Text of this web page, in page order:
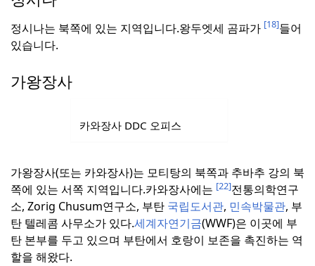
정시나는 북쪽에 있는 지역입니다.왕두엣세 곰파가 [18]들어
있습니다.
가왕장사
카와장사 DDC 오피스
가왕장사(또는 카와장사)는 모티탕의 북쪽과 추바추 강의 북
쪽에 있는 서쪽 지역입니다.카와장사에는 [22]전통의학연구
소, Zorig Chusum연구소, 부탄 국립도서관, 민속박물관, 부
탄 텔레콤 사무소가 있다.세계자연기금(WWF)은 이곳에 부
탄 본부를 두고 있으며 부탄에서 호랑이 보존을 촉진하는 역
할을 해왔다.